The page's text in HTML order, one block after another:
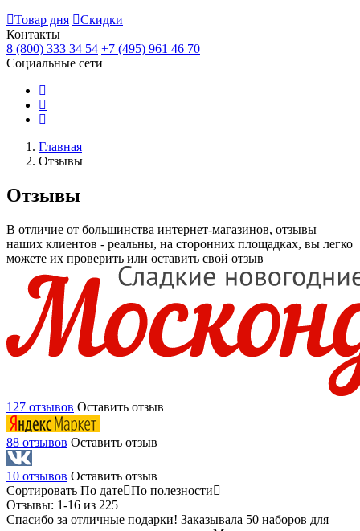
Товар дня
Скидки
Контакты
8 (800) 333 34 54 +7 (495) 961 46 70
Социальные сети
Главная
Отзывы
Отзывы
В отличие от большинства интернет-магазинов, отзывы
наших клиентов - реальны, на сторонних площадках, вы легко
можете их проверить или оставить свой отзыв
127 отзывов Оставить отзыв
88 отзывов Оставить отзыв
10 отзывов Оставить отзыв
Сортировать По дате По полезности
Отзывы: 1-16 из 225
Спасибо за отличные подарки! Заказывала 50 наборов для